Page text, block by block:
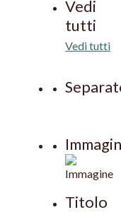
Vedi
tutti
Vedi tutti
Titolo